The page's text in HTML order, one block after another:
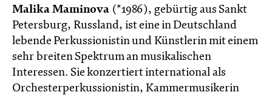
Malika Maminova (*1986), gebürtig aus Sankt
Petersburg, Russland, ist eine in Deutschland
lebende Perkussionistin und Künstlerin mit einem
sehr breiten Spektrum an musikalischen
Interessen. Sie konzertiert international als
Orchesterperkussionistin, Kammermusikerin